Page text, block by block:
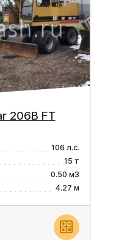
206B FT
106 л.с.
15 т
0.50 м3
4.27 м